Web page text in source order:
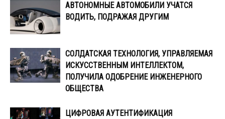
АВТОНОМНЫЕ АВТОМОБИЛИ УЧАТСЯ
ВОДИТЬ, ПОДРАЖАЯ ДРУГИМ
СОЛДАТСКАЯ ТЕХНОЛОГИЯ, УПРАВЛЯЕМАЯ
ИСКУССТВЕННЫМ ИНТЕЛЛЕКТОМ,
ПОЛУЧИЛА ОДОБРЕНИЕ ИНЖЕНЕРНОГО
ОБЩЕСТВА
ЦИФРОВАЯ АУТЕНТИФИКАЦИЯ